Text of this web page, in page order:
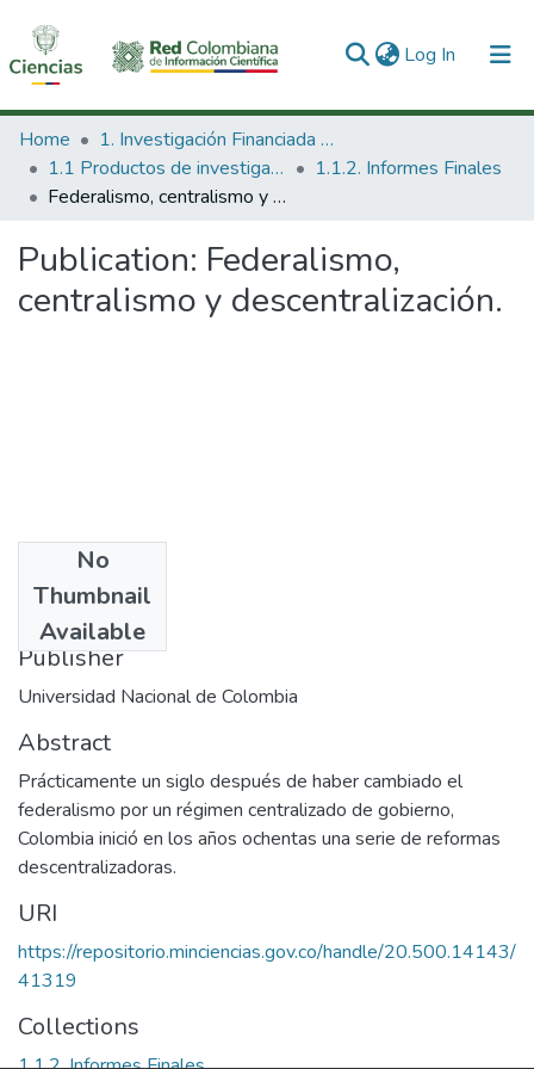
Log In (current)
Communities & Collections
All of DSpace
Home
1. Investigación Financiada con Recursos Públicos
1.1 Productos de investigación
1.1.2. Informes Finales
Federalismo, centralismo y descentralización.
Publication: Federalismo,
centralismo y descentralización.
No
Thumbnail
Available
2000-05-29
Publisher
Universidad Nacional de Colombia
Abstract
Prácticamente un siglo después de haber cambiado el
federalismo por un régimen centralizado de gobierno,
Colombia inició en los años ochentas una serie de reformas
descentralizadoras.
URI
https://repositorio.minciencias.gov.co/handle/20.500.14143/
41319
Collections